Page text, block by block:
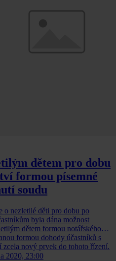
dětem pro dobu
formou písemné
soudu
o nezletilé děti pro dobu po
byla dána možnost
dětem formou notářského
formou dohody účastníků s
zcela nový prvek do tohoto řízení.
2020, 23:00